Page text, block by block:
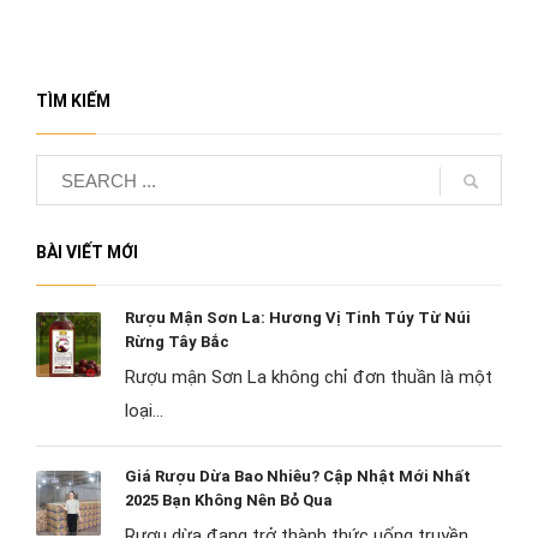
TÌM KIẾM
BÀI VIẾT MỚI
Rượu Mận Sơn La: Hương Vị Tinh Túy Từ Núi
Rừng Tây Bắc
Rượu mận Sơn La không chỉ đơn thuần là một
loại...
Giá Rượu Dừa Bao Nhiêu? Cập Nhật Mới Nhất
2025 Bạn Không Nên Bỏ Qua